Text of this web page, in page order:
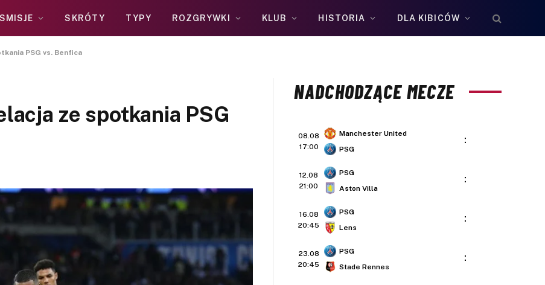
SKRÓTY TYPY ROZGRYWKI KLUB HISTORIA DLA KIBICÓW
PSG vs. Benfica
ze spotkania PSG
NADCHODZĄCE MECZE
08.08
17:00
Manchester United
PSG
:
12.08
21:00
PSG
Aston Villa
:
16.08
20:45
PSG
Lens
:
23.08
20:45
PSG
Stade Rennes
: